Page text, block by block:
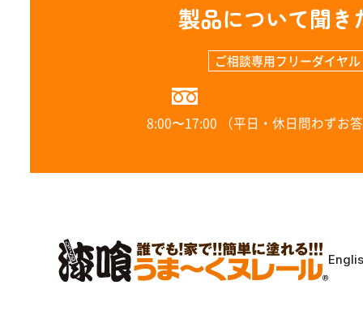
製品について聞き
ご相談専用フリーダイヤル
8:00〜17:00 （平日・休日問わずお